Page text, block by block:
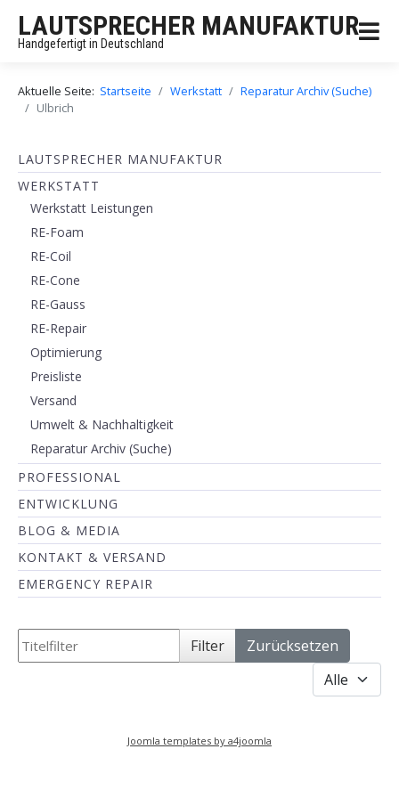
LAUTSPRECHER MANUFAKTUR
Handgefertigt in Deutschland
Aktuelle Seite: Startseite Werkstatt
Reparatur Archiv (Suche)
Ulbrich
LAUTSPRECHER MANUFAKTUR
WERKSTATT
Werkstatt Leistungen
RE-Foam
RE-Coil
RE-Cone
RE-Gauss
RE-Repair
Optimierung
Preisliste
Versand
Umwelt & Nachhaltigkeit
Reparatur Archiv (Suche)
PROFESSIONAL
ENTWICKLUNG
BLOG & MEDIA
KONTAKT & VERSAND
EMERGENCY REPAIR
Titelfilter Filter Zurücksetzen
Anzeige #
Joomla templates by a4joomla